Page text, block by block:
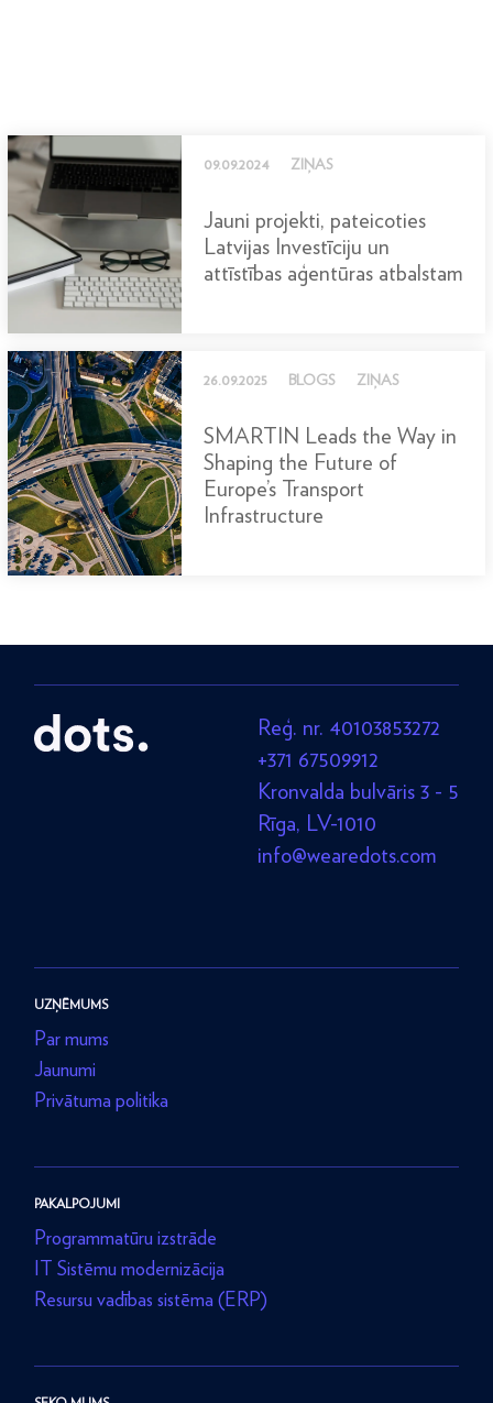
09.09.2024 ZIŅAS
Jauni projekti, pateicoties
Latvijas Investīciju un
attīstības aģentūras atbalstam
26.09.2025 BLOGS ZIŅAS
SMARTIN Leads the Way in
Shaping the Future of
Europe’s Transport
Infrastructure
Reģ. nr. 40103853272
+371 67509912
Kronvalda bulvāris 3 - 5
Rīga, LV-1010
info@wearedots.com
UZŅĒMUMS
Par mums
Jaunumi
Privātuma politika
PAKALPOJUMI
Programmatūru izstrāde
IT Sistēmu modernizācija
Resursu vadības sistēma (ERP)